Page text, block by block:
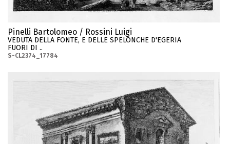
Pinelli Bartolomeo / Rossini Luigi
VEDUTA DELLA FONTE, E DELLE SPELONCHE D'EGERIA
FUORI DI ..
S-CL2374_17784